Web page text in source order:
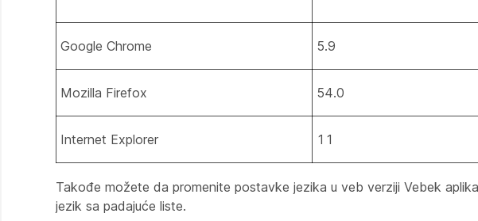
Google Chrome 5.9
Mozilla Firefox 54.0
Internet Explorer 11
Takođe možete da promenite postavke jezika u veb verziji Vebek
jezik sa padajuće liste.